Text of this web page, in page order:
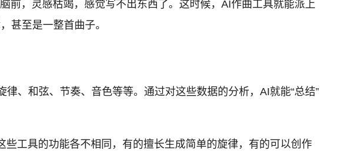
前，灵感枯竭，感觉写不出东西了。这时候，AI作曲工具就能派上
甚至是一整首曲子。
、和弦、节奏、音色等等。通过对这些数据的分析，AI就能“总结”
工具的功能各不相同，有的擅长生成简单的旋律，有的可以创作